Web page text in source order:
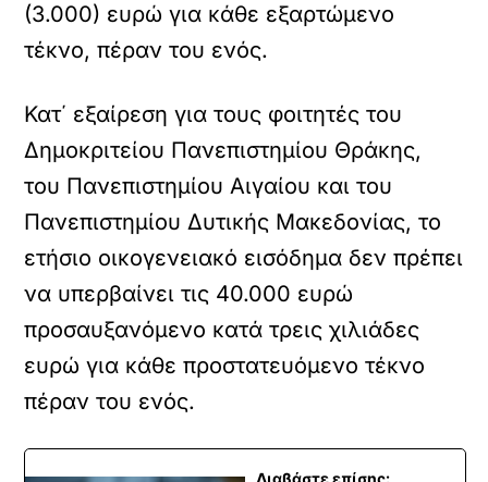
(3.000) ευρώ για κάθε εξαρτώμενο
τέκνο, πέραν του ενός.
Κατ΄ εξαίρεση για τους φοιτητές του
Δημοκριτείου Πανεπιστημίου Θράκης,
του Πανεπιστημίου Αιγαίου και του
Πανεπιστημίου Δυτικής Μακεδονίας, το
ετήσιο οικογενειακό εισόδημα δεν πρέπει
να υπερβαίνει τις 40.000 ευρώ
προσαυξανόμενο κατά τρεις χιλιάδες
ευρώ για κάθε προστατευόμενο τέκνο
πέραν του ενός.
Διαβάστε επίσης: